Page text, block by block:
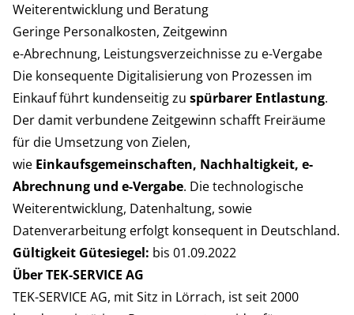
Weiterentwicklung und Beratung
Geringe Personalkosten, Zeitgewinn
e-Abrechnung, Leistungsverzeichnisse zu e-Vergabe
Die konsequente Digitalisierung von Prozessen im
Einkauf führt kundenseitig zu spürbarer Entlastung.
Der damit verbundene Zeitgewinn schafft Freiräume
für die Umsetzung von Zielen,
wie Einkaufsgemeinschaften, Nachhaltigkeit, e-
Abrechnung und e-Vergabe. Die technologische
Weiterentwicklung, Datenhaltung, sowie
Datenverarbeitung erfolgt konsequent in Deutschland.
Gültigkeit Gütesiegel: bis 01.09.2022
Über TEK-SERVICE AG
TEK-SERVICE AG, mit Sitz in Lörrach, ist seit 2000